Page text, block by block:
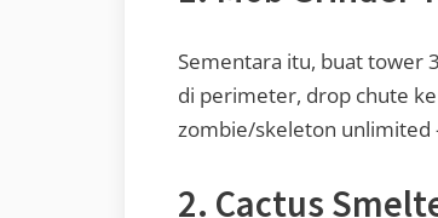
Sementara itu, buat tower
di perimeter, drop chute
zombie/skeleton unlimited
2. Cactus